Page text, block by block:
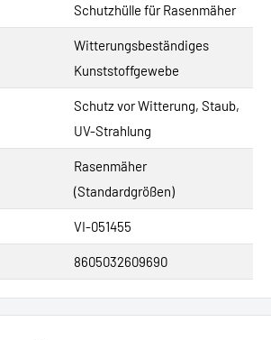
Schutzhülle für Rasenmäher
Witterungsbeständiges
Kunststoffgewebe
Schutz vor Witterung, Staub,
UV-Strahlung
Rasenmäher
(Standardgrößen)
VI-051455
8605032609690